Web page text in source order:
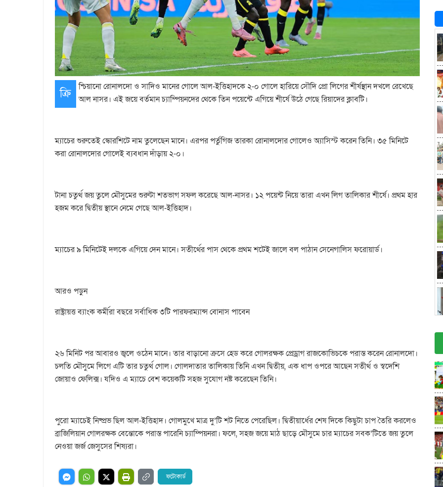
ক্রি
শ্চিয়ানো রোনালদো ও সাদিও মানের গোলে আল-ইত্তিহাদকে ২-০ গোলে হারিয়ে সৌদি প্রো লিগের শীর্ষস্থান দখলে রেখেছে
আল নাসর। এই জয়ে বর্তমান চ্যাম্পিয়নদের থেকে তিন পয়েন্টে এগিয়ে শীর্ষে উঠে গেছে রিয়াদের ক্লাবটি।
ম্যাচের শুরুতেই স্কোরশিটে নাম তুলেছেন মানে। এরপর পর্তুগিজ তারকা রোনালদোর গোলেও অ্যাসিস্ট করেন তিনি। ৩৫ মিনিটে
করা রোনালদোর গোলেই ব্যবধান দাঁড়ায় ২-০।
টানা চতুর্থ জয় তুলে মৌসুমের শুরুটা শতভাগ সফল করেছে আল-নাসর। ১২ পয়েন্ট নিয়ে তারা এখন লিগ তালিকার শীর্ষে। প্রথম হার
হজম করে দ্বিতীয় স্থানে নেমে গেছে আল-ইত্তিহাদ।
ম্যাচের ৯ মিনিটেই দলকে এগিয়ে দেন মানে। সতীর্থের পাস থেকে প্রথম শটেই জালে বল পাঠান সেনেগালিস ফরোয়ার্ড।
আরও পড়ুন
রাষ্ট্রায়ত্ত ব্যাংক কর্মীরা বছরে সর্বাধিক ৩টি পারফরম্যান্স বোনাস পাবেন
২৬ মিনিট পর আবারও জ্বলে ওঠেন মানে। তার বাড়ানো ক্রসে হেড করে গোলরক্ষক প্রেড্রাগ রাজকোভিচকে পরাস্ত করেন রোনালদো।
চলতি মৌসুমে লিগে এটি তার চতুর্থ গোল। গোলদাতার তালিকায় তিনি এখন দ্বিতীয়, এক ধাপ ওপরে আছেন সতীর্থ ও স্বদেশি
জোয়াও ফেলিক্স। যদিও এ ম্যাচে বেশ কয়েকটি সহজ সুযোগ নষ্ট করেছেন তিনি।
পুরো ম্যাচেই নিষ্প্রভ ছিল আল-ইত্তিহাদ। গোলমুখে মাত্র দু’টি শট নিতে পেরেছিল। দ্বিতীয়ার্ধের শেষ দিকে কিছুটা চাপ তৈরি করলেও
ব্রাজিলিয়ান গোলরক্ষক বেন্তোকে পরাস্ত পারেনি চ্যাম্পিয়নরা। ফলে, সহজ জয়ে মাঠ ছাড়ে মৌসুমে চার ম্যাচের সবক’টিতে জয় তুলে
নেওয়া জর্জ জেসুসের শিষ্যরা।
ফটোকার্ড